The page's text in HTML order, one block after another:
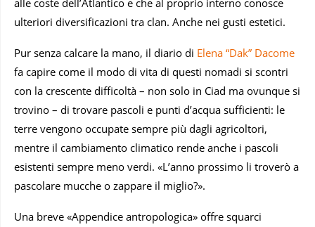
ulteriori diversificazioni tra clan. Anche nei gusti estetici.
Pur senza calcare la mano, il diario di Elena “Dak” Dacome
fa capire come il modo di vita di questi nomadi si scontri
con la crescente difficoltà – non solo in Ciad ma ovunque si
trovino – di trovare pascoli e punti d’acqua sufficienti: le
terre vengono occupate sempre più dagli agricoltori,
mentre il cambiamento climatico rende anche i pascoli
esistenti sempre meno verdi. «L’anno prossimo li troverò a
pascolare mucche o zappare il miglio?».
Una breve «Appendice antropologica» offre squarci